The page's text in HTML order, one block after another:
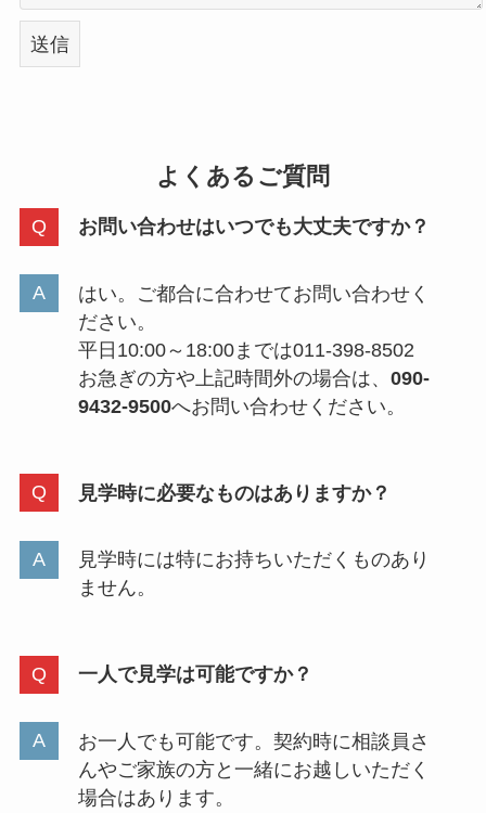
よくあるご質問
お問い合わせはいつでも大丈夫ですか？
はい。ご都合に合わせてお問い合わせく
ださい。
平日10:00～18:00までは011-398-8502
お急ぎの方や上記時間外の場合は、 090-
9432-9500へお問い合わせください。
見学時に必要なものはありますか？
見学時には特にお持ちいただくものあり
ません。
一人で見学は可能ですか？
お一人でも可能です。契約時に相談員さ
んやご家族の方と一緒にお越しいただく
場合はあります。